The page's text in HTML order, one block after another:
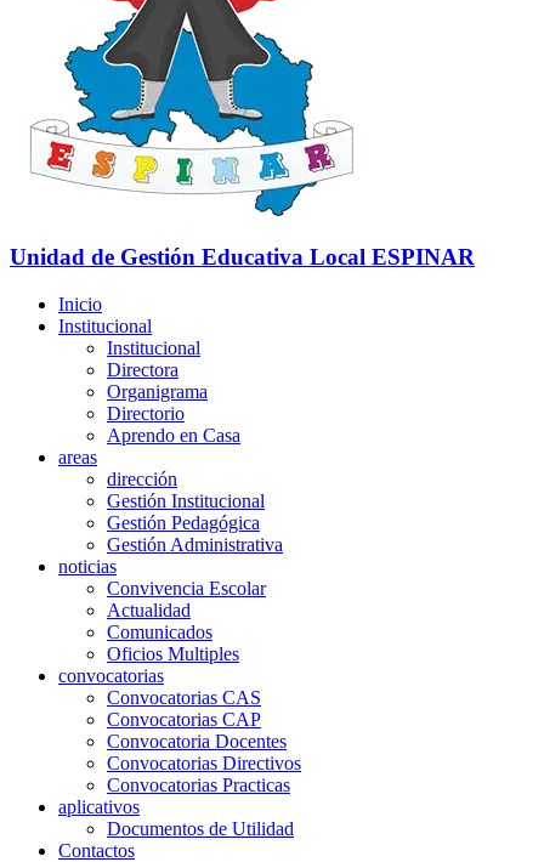
Unidad de Gestión Educativa Local ESPINAR
Inicio
Institucional
Institucional
Directora
Organigrama
Directorio
Aprendo en Casa
areas
dirección
Gestión Institucional
Gestión Pedagógica
Gestión Administrativa
noticias
Convivencia Escolar
Actualidad
Comunicados
Oficios Multiples
convocatorias
Convocatorias CAS
Convocatorias CAP
Convocatoria Docentes
Convocatorias Directivos
Convocatorias Practicas
aplicativos
Documentos de Utilidad
Contactos